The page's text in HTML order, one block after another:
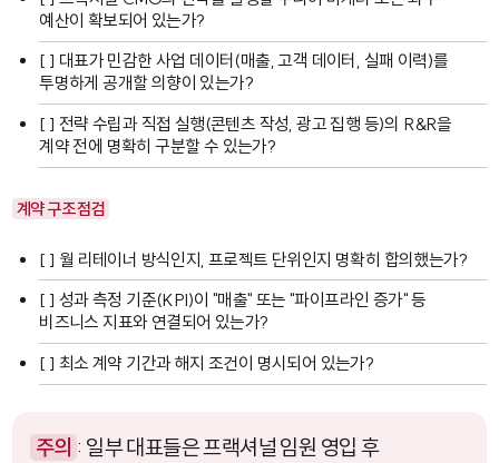
예산이 확보되어 있는가?
[ ] 대표가 민감한 사업 데이터(매출, 고객 데이터, 실패 이력)를
투명하게 공개할 의향이 있는가?
[ ] 전략 수립과 직접 실행(콘텐츠 작성, 광고 집행 등)의 R&R을
계약 전에 명확히 구분할 수 있는가?
계약 구조 점검
[ ] 월 리테이너 방식인지, 프로젝트 단위인지 명확히 합의했는가?
[ ] 성과 측정 기준(KPI)이 "매출" 또는 "파이프라인 증가" 등
비즈니스 지표와 연결되어 있는가?
[ ] 최소 계약 기간과 해지 조건이 명시되어 있는가?
주의 : 일부 대표들은 프랙셔널 임원 영입 후